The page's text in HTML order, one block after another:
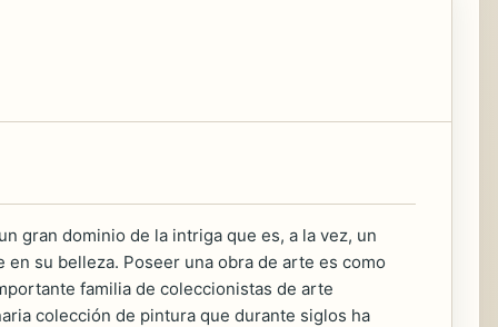
gran dominio de la intriga que es, a la vez, un
su belleza. Poseer una obra de arte es como
familia de coleccionistas de arte
colección de pintura que durante siglos ha